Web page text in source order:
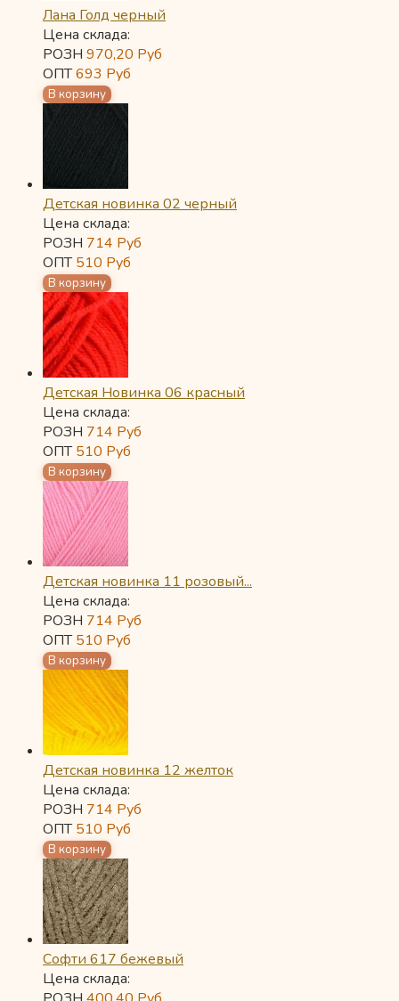
Лана Голд черный
Цена склада:
РОЗН 970,20 Руб
ОПТ693 Руб
Детская новинка 02 черный
Цена склада:
РОЗН 714 Руб
ОПТ510 Руб
Детская Новинка 06 красный
Цена склада:
РОЗН 714 Руб
ОПТ510 Руб
Детская новинка 11 розовый...
Цена склада:
РОЗН 714 Руб
ОПТ510 Руб
Детская новинка 12 желток
Цена склада:
РОЗН 714 Руб
ОПТ510 Руб
Софти 617 бежевый
Цена склада: